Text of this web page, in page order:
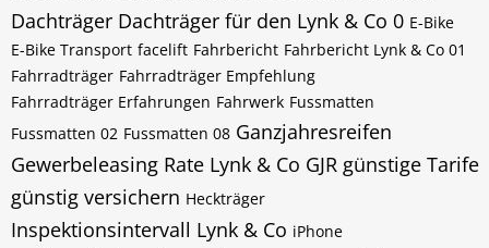
Dachträger Dachträger für den Lynk & Co 0 E-Bike
E-Bike Transport facelift Fahrbericht Fahrbericht Lynk & Co 01
Fahrradträger Fahrradträger Empfehlung
Fahrradträger Erfahrungen Fahrwerk Fussmatten
Fussmatten 02 Fussmatten 08 Ganzjahresreifen
Gewerbeleasing Rate Lynk & Co GJR günstige Tarife
günstig versichern Heckträger
Inspektionsintervall Lynk & Co iPhone